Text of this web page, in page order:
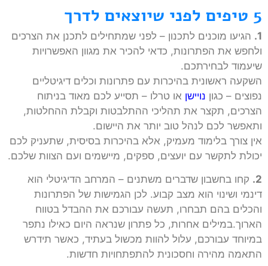
5 טיפים לפני שיוצאים לדרך
1. הגיעו מוכנים לתכנון – לפני שמתחילים לתכנן את הצרכים
ולחפש את הפתרונות, כדאי להכיר את מגוון האפשרויות
שיעמוד לבחירתכם.
השקעה ראשונית בהיכרות עם פתרונות וכלים דיגיטליים
נפוצים – כגון נויישן או טרלו – תסייע לכם מאוד בניתוח
הצרכים, תקצר את תהליכי ההתלבטות וקבלת ההחלטות,
ותאפשר לכם לנהל טוב יותר את היישום.
אין צורך בלימוד מעמיק, אלא בהיכרות בסיסית, שתעניק לכם
יכולת לתקשר עם יועצים, ספקים, מיישמים ועם הצוות שלכם.
2. קחו בחשבון שדברים משתנים – המרחב הדיגיטלי הוא
דינמי ושינוי הוא מצב קבוע. לכן הגמישות של הפתרונות
והכלים בהם תבחרו, תעשה עבורכם את ההבדל בטווח
הארוך.במילים אחרות, כל פתרון שנראה היום כאילו נתפר
במיוחד עבורכם, עלול להוות מכשול בעתיד, כאשר תידרש
התאמה מהירה וחסכונית להתפתחויות חדשות.